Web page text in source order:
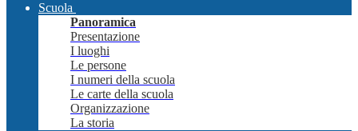
Scuola
Panoramica
Presentazione
I luoghi
Le persone
I numeri della scuola
Le carte della scuola
Organizzazione
La storia